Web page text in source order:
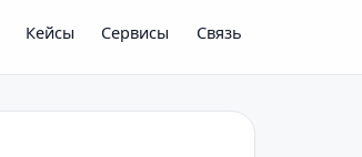
Кейсы Сервисы Связь